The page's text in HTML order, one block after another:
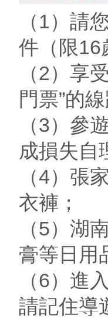
（1）請
件（限16
（2）享
門票”的
（3）參
成損失自
（4）張
衣褲；
（5）湖
膏等日用
（6）進
請記住導